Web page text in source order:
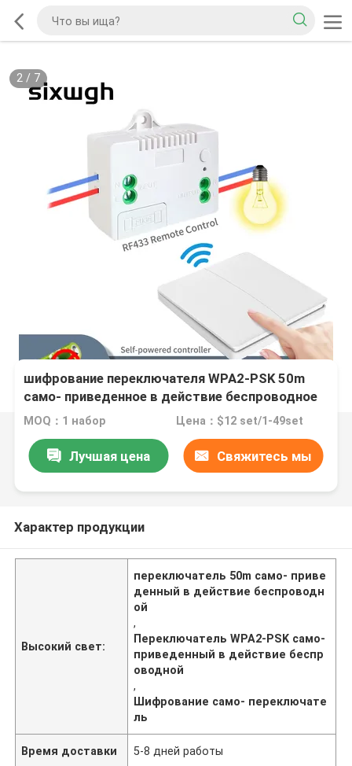
2/ 7
шифрование переключателя WPA2-PSK 50m
само- приведенное в действие беспроводное
MOQ：1 набор Цена：$12 set/1-49set
Лучшая цена Свяжитесь мы
Характер продукции
Высокий свет:
переключатель 50m само- приве
денный в действие беспроводн
ой
,
Переключатель WPA2-PSK само-
приведенный в действие беспр
оводной
,
Шифрование само- переключате
ль
Время доставки 5-8 дней работы